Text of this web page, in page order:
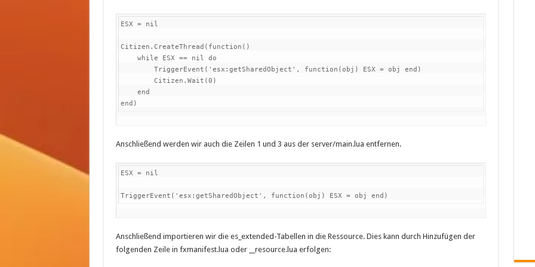
ESX = nil
Citizen.CreateThread(function()
end)
Anschließend werden wir auch die Zeilen 1 und 3 aus der server/main.lua entfernen.
ESX = nil
TriggerEvent('esx:getSharedObject', function(obj) ESX = obj end)
Anschließend importieren wir die es_extended-Tabellen in die Ressource. Dies kann durch Hinzufügen der
folgenden Zeile in fxmanifest.lua oder __resource.lua erfolgen: